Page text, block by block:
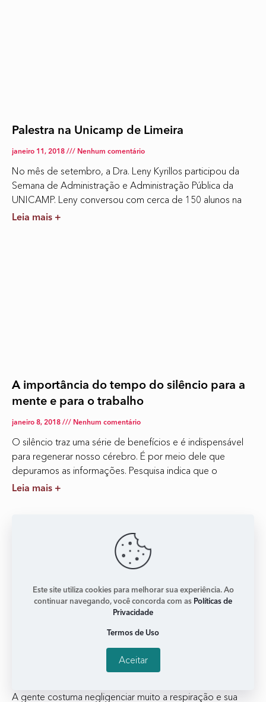
Palestra na Unicamp de Limeira
janeiro 11, 2018 Nenhum comentário
No mês de setembro, a Dra. Leny Kyrillos participou da
Semana de Administração e Administração Pública da
UNICAMP. Leny conversou com cerca de 150 alunos na
Leia mais +
A importância do tempo do silêncio para a
mente e para o trabalho
janeiro 8, 2018 Nenhum comentário
O silêncio traz uma série de benefícios e é indispensável
para regenerar nosso cérebro. É por meio dele que
depuramos as informações. Pesquisa indica que o
Leia mais +
As emoções e a respiração
A gente costuma negligenciar muito a respiração e sua
Este site utiliza cookies para melhorar sua experiência. Ao
continuar navegando, você concorda com as Políticas de
Privacidade
Termos de Uso
Aceitar